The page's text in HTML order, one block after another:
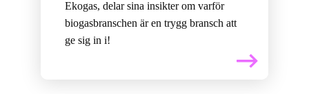
Ekogas, delar sina insikter om varför
biogasbranschen är en trygg bransch att
ge sig in i!